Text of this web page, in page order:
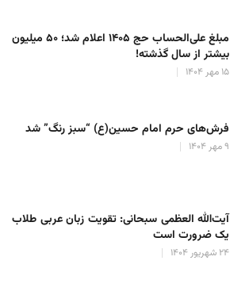
مبلغ علی‌الحساب حج ۱۴۰۵ اعلام شد؛ ۵۰ میلیون
بیشتر از سال گذشته!
۱۵ مهر ۱۴۰۴
فرش‌های حرم امام حسین(ع) “سبز رنگ” شد
۹ مهر ۱۴۰۴
آیت‌الله العظمی سبحانی: تقویت زبان عربی طلاب
یک ضرورت است
۲۴ شهریور ۱۴۰۴